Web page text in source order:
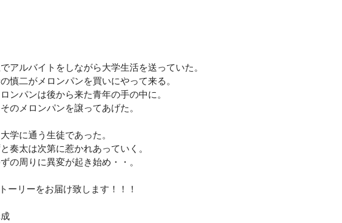
アルバイトをしながら大学生活を送っていた。
慎二がメロンパンを買いにやって来る。
ンパンは後から来た青年の手の中に。
のメロンパンを譲ってあげた。
学に通う生徒であった。
奏太は次第に惹かれあっていく。
の周りに異変が起き始め・・。
ーリーをお届け致します！！！